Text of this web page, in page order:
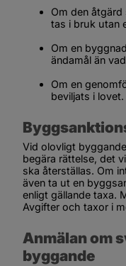
Om den åtgärd
tas i bruk utan
Om en
ändamål än
Om en
beviljats i lovet.
Vid olovligt
begära rättelse, det
ska återställas. Om
även ta ut en
Avgifter och taxor i
Anmälan om
byggande